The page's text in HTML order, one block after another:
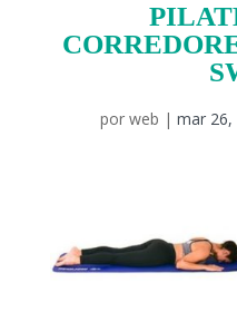
porweb |mar 26,